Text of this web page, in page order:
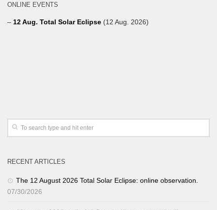
ONLINE EVENTS
– 12 Aug. Total Solar Eclipse (12 Aug. 2026)
RECENT ARTICLES
The 12 August 2026 Total Solar Eclipse: online observation.
07/30/2026